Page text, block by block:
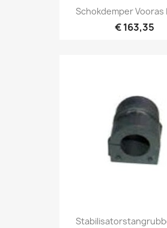
Schokdemper Vooras
€ 163,35